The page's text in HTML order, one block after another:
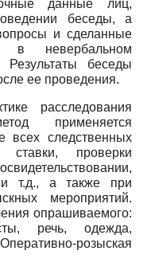
данные лиц,
беседы, а
и сделанные
в невербальном
Результаты беседы
ее проведения.
расследования
применяется
всех следственных
проверки
и т.д., а также при
мероприятий.
опрашиваемого:
речь, одежда,
розыская